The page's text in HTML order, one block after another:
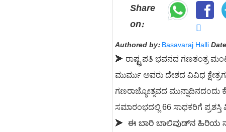
Share
on:
Authored by: Basavaraj Halli
➤ ರಾಷ್ಟ್ರಪತಿ ಭವನದ ಗಣತಂತ್ರ
ಮುರ್ಮು ಅವರು ದೇಶದ ವಿವಿಧ
ಗಣರಾಜ್ಯೋತ್ಸವದ ಮುನ್ನಾದಿನದಂದು
ಸಮಾರಂಭದಲ್ಲಿ 66 ಸಾಧಕರಿಗೆ
➤ ಈ ಬಾರಿ ಬಾಲಿವುಡ್‌ನ ಹಿರಿಯ